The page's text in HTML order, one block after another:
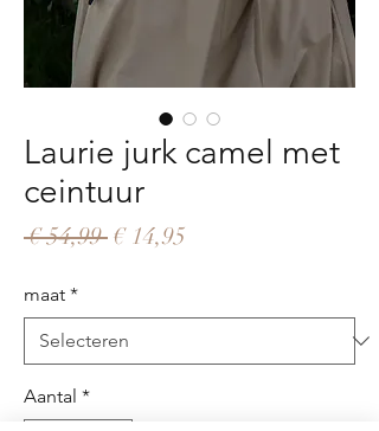
Laurie jurk camel met
ceintuur
€ 54,99 Normale
€ 14,95
maat *
Aantal *